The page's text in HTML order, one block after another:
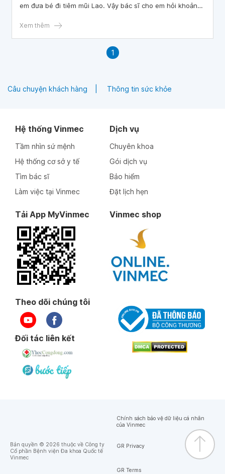
em đưa bé đi tiêm mũi Lao. Vậy bác sĩ cho em hỏi khoảng
em có thể tiêm cho bé mũi phế cầu và nhỏ Rota? Em cảm
Xem thêm
1
Câu chuyện khách hàng Thông tin sức khỏe
Hệ thống Vinmec
Tầm nhìn sứ mệnh
Hệ thống cơ sở y tế
Tìm bác sĩ
Làm việc tại Vinmec
Dịch vụ
Chuyên khoa
Gói dịch vụ
Bảo hiểm
Đặt lịch hẹn
Tải App MyVinmec Vinmec shop
Theo dõi chúng tôi
Đối tác liên kết
Bản quyền © 2026 thuộc về Công ty
Cổ phần Bệnh viện Đa khoa Quốc tế
Vinmec
Chính sách bảo vệ dữ liệu cá nhân
của Vinmec
GR Privacy
GR Terms